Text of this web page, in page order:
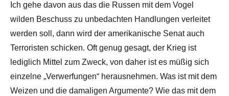
Ich gehe davon aus das die Russen mit dem Vogel
wilden Beschuss zu unbedachten Handlungen verleitet
werden soll, dann wird der amerikanische Senat auch
Terroristen schicken. Oft genug gesagt, der Krieg ist
lediglich Mittel zum Zweck, von daher ist es müßig sich
einzelne „Verwerfungen“ herausnehmen. Was ist mit dem
Weizen und die damaligen Argumente? Wie das mit dem